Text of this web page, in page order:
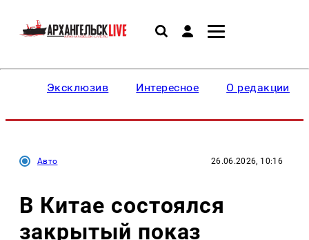
Эксклюзив Интересное О редакции
Авто 26.06.2026, 10:16
В Китае состоялся
закрытый показ